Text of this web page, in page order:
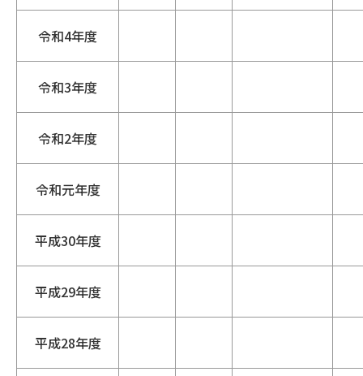
令和4年度
令和3年度
令和2年度
令和元年度
平成30年度
平成29年度
平成28年度